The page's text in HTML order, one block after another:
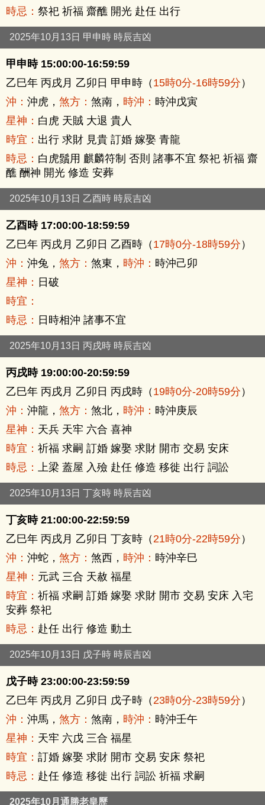
時忌： 祭祀 祈福 齋醮 開光 赴任 出行
2025年10月13日 甲申時 時辰吉凶
甲申時 15:00:00-16:59:59
乙巳年 丙戌月 乙卯日 甲申時（15時0分-16時59分）
沖： 沖虎， 煞方： 煞南， 時沖： 時沖戊寅
星神： 白虎 天賊 大退 貴人
時宜： 出行 求財 見貴 訂婚 嫁娶 青龍
時忌： 白虎鬚用 麒麟符制 否則 諸事不宜 祭祀 祈福 齋
醮 酬神 開光 修造 安葬
2025年10月13日 乙酉時 時辰吉凶
乙酉時 17:00:00-18:59:59
乙巳年 丙戌月 乙卯日 乙酉時（17時0分-18時59分）
沖： 沖兔， 煞方： 煞東， 時沖： 時沖己卯
星神： 日破
時宜：
時忌： 日時相沖 諸事不宜
2025年10月13日 丙戌時 時辰吉凶
丙戌時 19:00:00-20:59:59
乙巳年 丙戌月 乙卯日 丙戌時（19時0分-20時59分）
沖： 沖龍， 煞方： 煞北， 時沖： 時沖庚辰
星神： 天兵 天牢 六合 喜神
時宜： 祈福 求嗣 訂婚 嫁娶 求財 開市 交易 安床
時忌： 上梁 蓋屋 入殮 赴任 修造 移徙 出行 詞訟
2025年10月13日 丁亥時 時辰吉凶
丁亥時 21:00:00-22:59:59
乙巳年 丙戌月 乙卯日 丁亥時（21時0分-22時59分）
沖： 沖蛇， 煞方： 煞西， 時沖： 時沖辛巳
星神： 元武 三合 天赦 福星
時宜： 祈福 求嗣 訂婚 嫁娶 求財 開市 交易 安床 入宅
安葬 祭祀
時忌： 赴任 出行 修造 動土
2025年10月13日 戊子時 時辰吉凶
戊子時 23:00:00-23:59:59
乙巳年 丙戌月 乙卯日 戊子時（23時0分-23時59分）
沖： 沖馬， 煞方： 煞南， 時沖： 時沖壬午
星神： 天牢 六戊 三合 福星
時宜： 訂婚 嫁娶 求財 開市 交易 安床 祭祀
時忌： 赴任 修造 移徙 出行 詞訟 祈福 求嗣
2025年10月通勝老皇歷